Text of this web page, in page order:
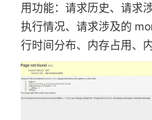
用功能：请求历史、请求
执行情况、请求涉及的
行时间分布、内存占用、